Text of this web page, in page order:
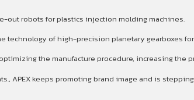
out robots for plastics injection molding machines.
technology of high-precision planetary gearboxes
the manufacture procedure, increasing the
APEX keeps promoting brand image and is